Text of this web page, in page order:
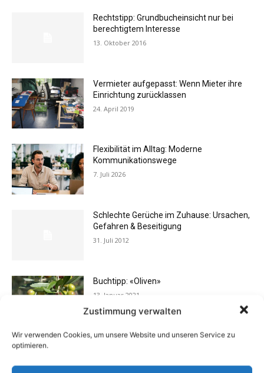
Zustimmung verwalten
Wir verwenden Cookies, um unsere Website und unseren Service zu
optimieren.
Rechtstipp: Grundbucheinsicht nur bei
berechtigtem Interesse
13. Oktober 2016
Vermieter aufgepasst: Wenn Mieter ihre
Einrichtung zurücklassen
24. April 2019
Flexibilität im Alltag: Moderne
Kommunikationswege
7. Juli 2026
Schlechte Gerüche im Zuhause: Ursachen,
Gefahren & Beseitigung
31. Juli 2012
Buchtipp: «Oliven»
13. Januar 2021